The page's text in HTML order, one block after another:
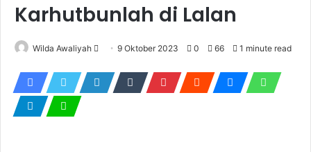
Karhutbunlah di Lalan
Wilda Awaliyah
Send
email
9 Oktober 2023 0 66 1 minute read